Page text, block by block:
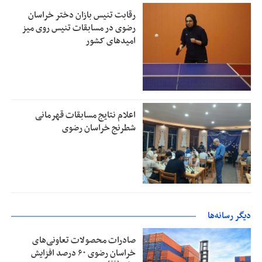
رقابت تنیس بازان دختر خراسان
رضوی در مسابقات تنیس روی میز
امیدهای کشور
اعلام نتایج مسابقات قهرمانی
شطرنج خراسان رضوی
دیگر رسانه‌ها
صادرات محصولات تعاونی‌های
خراسان رضوی ۶۰ درصد افزایش